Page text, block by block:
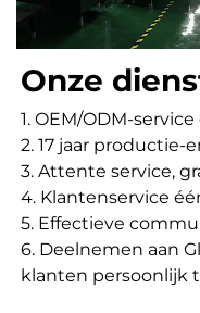
Onze
1. OEM/ODM-
2. 17 jaar productie-
3. Attente service,
4. Klantenservice
5. Effectieve
6. Deelnemen aan
klanten persoonlijk